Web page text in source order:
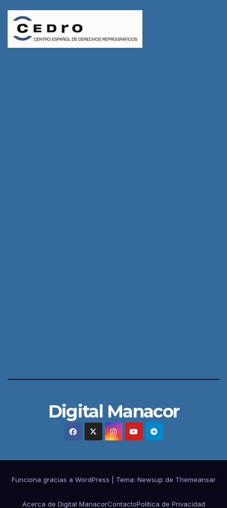
Digital Manacor
Funciona gracias a WordPress Tema: Newsup de Themeansar
Acerca de Digital ManacorContactoPolítica de Privacidad